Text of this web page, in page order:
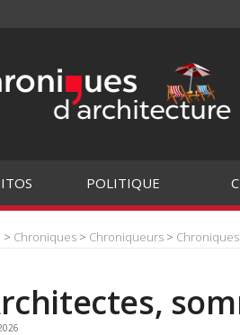
POLITIQUE
> Chroniques > Chroniqueurs >